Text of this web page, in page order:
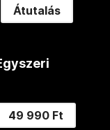
Átutalás
49 990 Ft